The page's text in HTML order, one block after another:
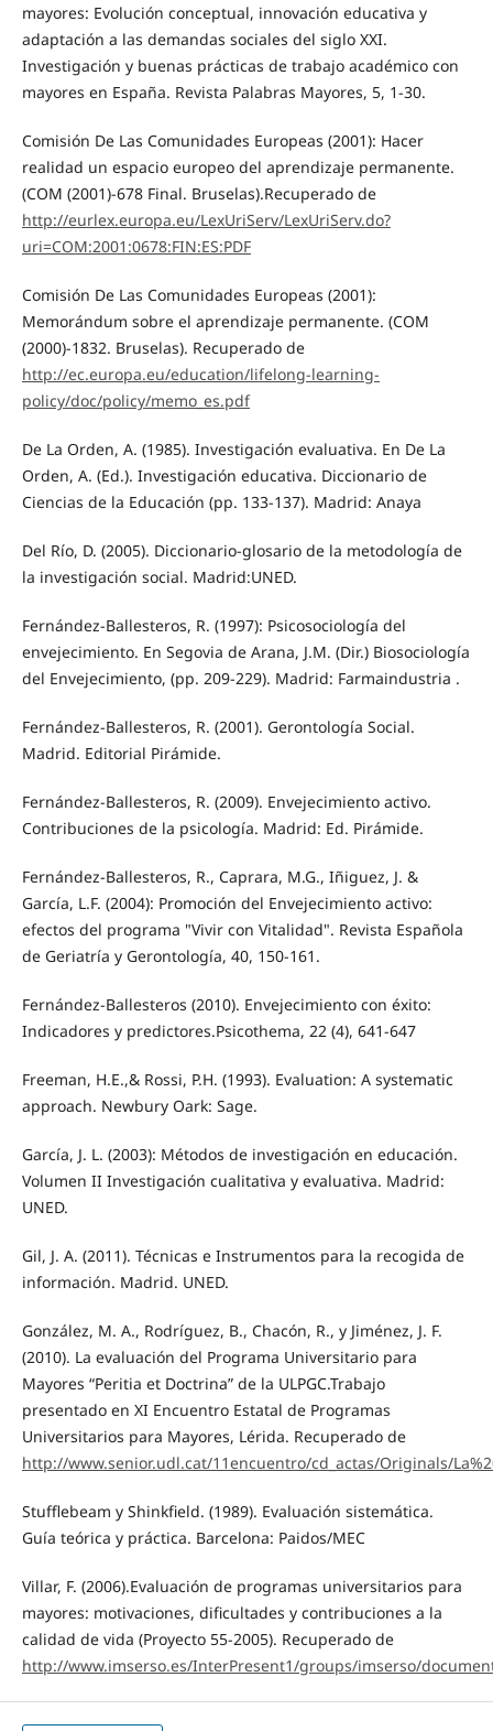
mayores: Evolución conceptual, innovación educativa y
adaptación a las demandas sociales del siglo XXI.
Investigación y buenas prácticas de trabajo académico con
mayores en España. Revista Palabras Mayores, 5, 1-30.
Comisión De Las Comunidades Europeas (2001): Hacer
realidad un espacio europeo del aprendizaje permanente.
(COM (2001)-678 Final. Bruselas).Recuperado de
http://eurlex.europa.eu/LexUriServ/LexUriServ.do?
uri=COM:2001:0678:FIN:ES:PDF
Comisión De Las Comunidades Europeas (2001):
Memorándum sobre el aprendizaje permanente. (COM
(2000)-1832. Bruselas). Recuperado de
http://ec.europa.eu/education/lifelong-learning-
policy/doc/policy/memo_es.pdf
De La Orden, A. (1985). Investigación evaluativa. En De La
Orden, A. (Ed.). Investigación educativa. Diccionario de
Ciencias de la Educación (pp. 133-137). Madrid: Anaya
Del Río, D. (2005). Diccionario-glosario de la metodología de
la investigación social. Madrid:UNED.
Fernández-Ballesteros, R. (1997): Psicosociología del
envejecimiento. En Segovia de Arana, J.M. (Dir.) Biosociología
del Envejecimiento, (pp. 209-229). Madrid: Farmaindustria .
Fernández-Ballesteros, R. (2001). Gerontología Social.
Madrid. Editorial Pirámide.
Fernández-Ballesteros, R. (2009). Envejecimiento activo.
Contribuciones de la psicología. Madrid: Ed. Pirámide.
Fernández-Ballesteros, R., Caprara, M.G., Iñiguez, J. &
García, L.F. (2004): Promoción del Envejecimiento activo:
efectos del programa "Vivir con Vitalidad". Revista Española
de Geriatría y Gerontología, 40, 150-161.
Fernández-Ballesteros (2010). Envejecimiento con éxito:
Indicadores y predictores.Psicothema, 22 (4), 641-647
Freeman, H.E.,& Rossi, P.H. (1993). Evaluation: A systematic
approach. Newbury Oark: Sage.
García, J. L. (2003): Métodos de investigación en educación.
Volumen II Investigación cualitativa y evaluativa. Madrid:
UNED.
Gil, J. A. (2011). Técnicas e Instrumentos para la recogida de
información. Madrid. UNED.
González, M. A., Rodríguez, B., Chacón, R., y Jiménez, J. F.
(2010). La evaluación del Programa Universitario para
Mayores “Peritia et Doctrina” de la ULPGC.Trabajo
presentado en XI Encuentro Estatal de Programas
Universitarios para Mayores, Lérida. Recuperado de
http://www.senior.udl.cat/11encuentro/cd_actas/Originals/
Stufflebeam y Shinkfield. (1989). Evaluación sistemática.
Guía teórica y práctica. Barcelona: Paidos/MEC
Villar, F. (2006).Evaluación de programas universitarios para
mayores: motivaciones, dificultades y contribuciones a la
calidad de vida (Proyecto 55-2005). Recuperado de
http://www.imserso.es/InterPresent1/groups/imserso/